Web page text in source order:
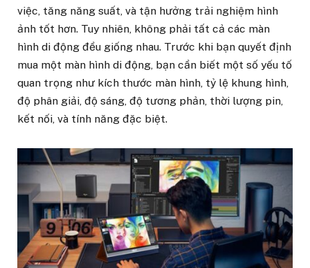
việc, tăng năng suất, và tận hưởng trải nghiệm hình
ảnh tốt hơn. Tuy nhiên, không phải tất cả các màn
hình di động đều giống nhau. Trước khi bạn quyết định
mua một màn hình di động, bạn cần biết một số yếu tố
quan trọng như kích thước màn hình, tỷ lệ khung hình,
độ phân giải, độ sáng, độ tương phản, thời lượng pin,
kết nối, và tính năng đặc biệt.